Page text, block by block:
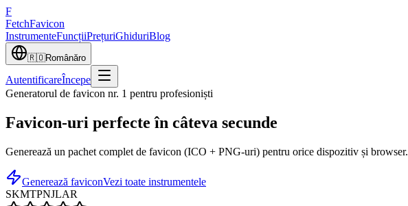
F
FetchFavicon
InstrumenteFuncțiiPrețuriGhiduriBlog
🇷🇴Românăro
AutentificareÎncepe
Generatorul de favicon nr. 1 pentru profesioniști
Favicon-uri perfecte în câteva secunde
Generează un pachet complet de favicon (ICO + PNG-uri) pentru orice dispozitiv și browser.
Generează faviconVezi toate instrumentele
SKMTPNJLAR